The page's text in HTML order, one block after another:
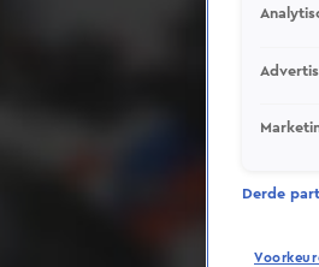
Derde